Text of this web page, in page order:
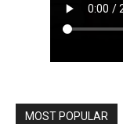
MOST POPULAR